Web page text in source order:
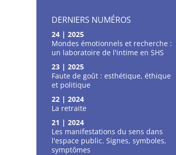
DERNIERS NUMÉROS
24 | 2025
Mondes émotionnels et recherche :
un laboratoire de l'intime en SHS
23 | 2025
Faute de goût : esthétique, éthique
et politique
22 | 2024
La retraite
21 | 2024
Les manifestations du sens dans
l'espace public. Signes, symboles,
symptômes